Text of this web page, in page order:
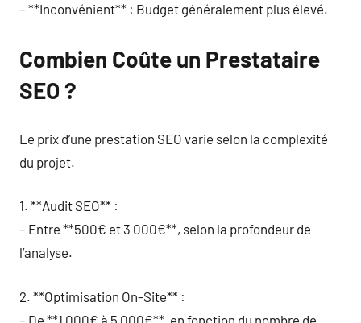
– **Inconvénient** : Budget généralement plus élevé.
Combien Coûte un Prestataire
SEO ?
Le prix d’une prestation SEO varie selon la complexité
du projet.
1. **Audit SEO** :
– Entre **500€ et 3 000€**, selon la profondeur de
l’analyse.
2. **Optimisation On-Site** :
– De **1 000€ à 5 000€**, en fonction du nombre de